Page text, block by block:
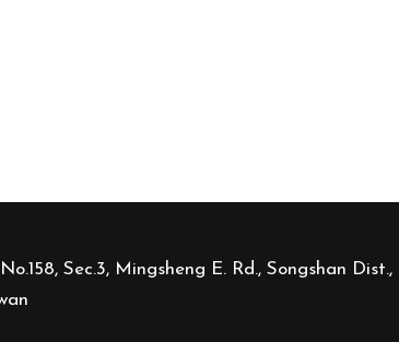
Sec.3, Mingsheng E. Rd., Songshan